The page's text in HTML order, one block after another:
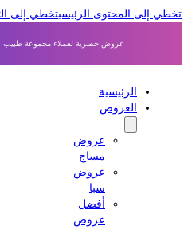
إلى المحتوى الرئيسي تخطي إلى التذييل
عروض حصرية لعملاء مجموعة طبيب ولفترة
الرئيسية
العروض
عروض
مساج
عروض
أفضل
عروض